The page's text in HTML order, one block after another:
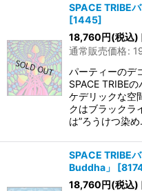
SPACE TRIBE
[1445]
18,760円(税込)
通常販売価格:
パーティーのデ
SPACE TRIBE
ケデリックな空
クはブラックラ
は”ろうけつ染
SPACE TRIBE
Buddha」
[
18,760円(税込)